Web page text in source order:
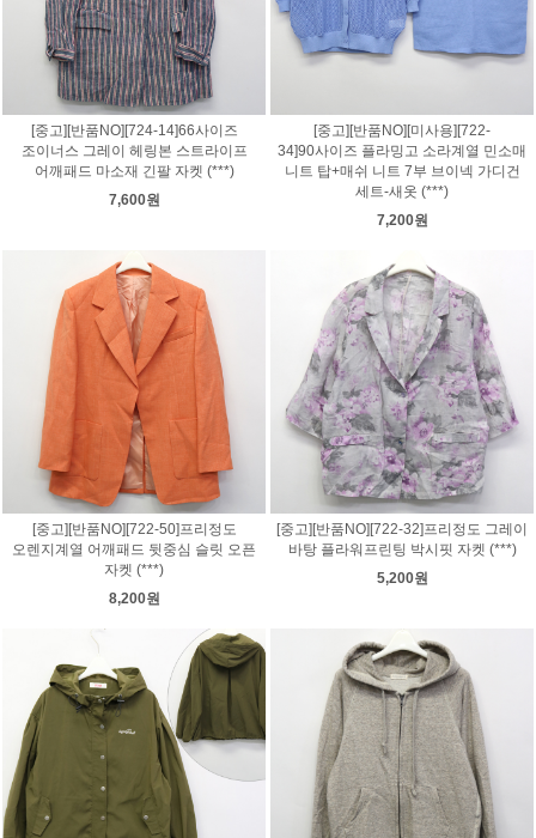
[중고][반품NO][724-14]66사이즈
조이너스 그레이 헤링본 스트라이프
어깨패드 마소재 긴팔 자켓 (***)
7,600원
[중고][반품NO][미사용][722-
34]90사이즈 플라밍고 소라계열 민소매
니트 탑+매쉬 니트 7부 브이넥 가디건
세트-새옷 (***)
7,200원
[중고][반품NO][722-50]프리정도
오렌지계열 어깨패드 뒷중심 슬릿 오픈
자켓 (***)
8,200원
[중고][반품NO][722-32]프리정도 그레이
바탕 플라워프린팅 박시핏 자켓 (***)
5,200원